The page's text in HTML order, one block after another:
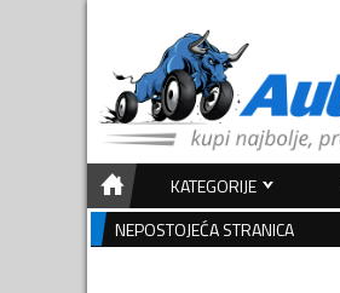
KATEGORIJE
NEPOSTOJEĆA STRANICA